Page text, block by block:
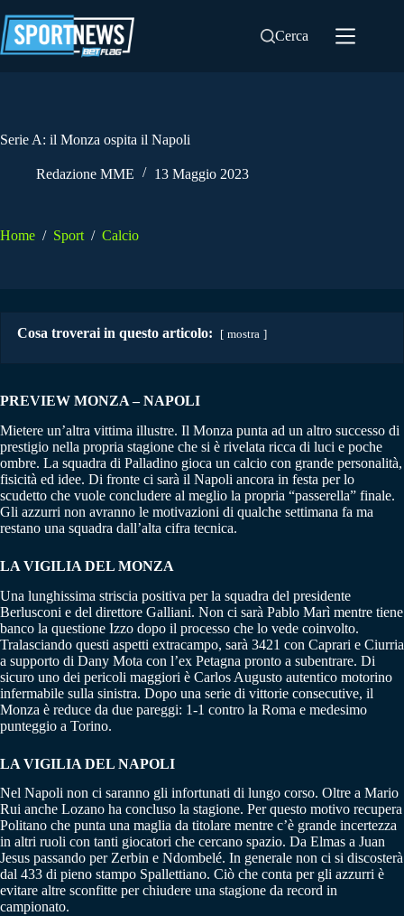
al
contenuto
Cerca
Serie A: il Monza ospita il Napoli
Redazione MME 13 Maggio 2023
Home / Sport / Calcio
Cosa troverai in questo articolo: mostra
PREVIEW MONZA – NAPOLI
Mietere un’altra vittima illustre. Il Monza punta ad un altro successo di
prestigio nella propria stagione che si è rivelata ricca di luci e poche
ombre. La squadra di Palladino gioca un calcio con grande personalità,
fisicità ed idee. Di fronte ci sarà il Napoli ancora in festa per lo
scudetto che vuole concludere al meglio la propria “passerella” finale.
Gli azzurri non avranno le motivazioni di qualche settimana fa ma
restano una squadra dall’alta cifra tecnica.
LA VIGILIA DEL MONZA
Una lunghissima striscia positiva per la squadra del presidente
Berlusconi e del direttore Galliani. Non ci sarà Pablo Marì mentre tiene
banco la questione Izzo dopo il processo che lo vede coinvolto.
Tralasciando questi aspetti extracampo, sarà 3421 con Caprari e Ciurria
a supporto di Dany Mota con l’ex Petagna pronto a subentrare. Di
sicuro uno dei pericoli maggiori è Carlos Augusto autentico motorino
infermabile sulla sinistra. Dopo una serie di vittorie consecutive, il
Monza è reduce da due pareggi: 1-1 contro la Roma e medesimo
punteggio a Torino.
LA VIGILIA DEL NAPOLI
Nel Napoli non ci saranno gli infortunati di lungo corso. Oltre a Mario
Rui anche Lozano ha concluso la stagione. Per questo motivo recupera
Politano che punta una maglia da titolare mentre c’è grande incertezza
in altri ruoli con tanti giocatori che cercano spazio. Da Elmas a Juan
Jesus passando per Zerbin e Ndombelé. In generale non ci si discosterà
dal 433 di pieno stampo Spallettiano. Ciò che conta per gli azzurri è
evitare altre sconfitte per chiudere una stagione da record in
campionato.